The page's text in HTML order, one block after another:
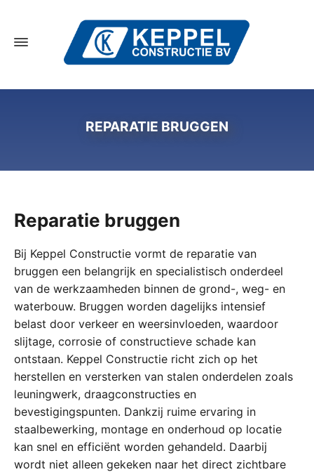
REPARATIE BRUGGEN
Reparatie bruggen
Bij Keppel Constructie vormt de reparatie van
bruggen een belangrijk en specialistisch onderdeel
van de werkzaamheden binnen de grond-, weg- en
waterbouw. Bruggen worden dagelijks intensief
belast door verkeer en weersinvloeden, waardoor
slijtage, corrosie of constructieve schade kan
ontstaan. Keppel Constructie richt zich op het
herstellen en versterken van stalen onderdelen zoals
leuningwerk, draagconstructies en
bevestigingspunten. Dankzij ruime ervaring in
staalbewerking, montage en onderhoud op locatie
kan snel en efficiënt worden gehandeld. Daarbij
wordt niet alleen gekeken naar het direct zichtbare